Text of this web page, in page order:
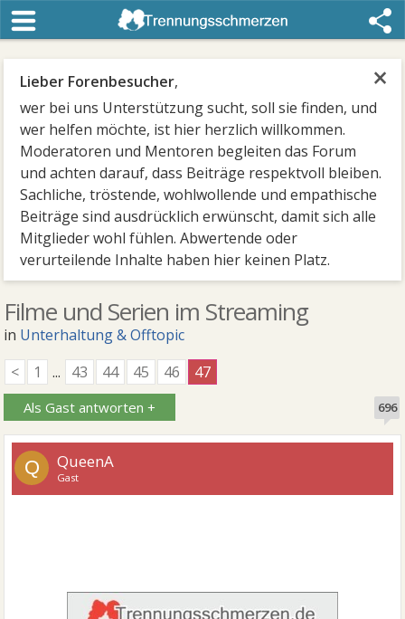
×
Lieber Forenbesucher,
wer bei uns Unterstützung sucht, soll sie finden, und
wer helfen möchte, ist hier herzlich willkommen.
Moderatoren und Mentoren begleiten das Forum
und achten darauf, dass Beiträge respektvoll bleiben.
Sachliche, tröstende, wohlwollende und empathische
Beiträge sind ausdrücklich erwünscht, damit sich alle
Mitglieder wohl fühlen. Abwertende oder
verurteilende Inhalte haben hier keinen Platz.
Filme und Serien im Streaming
in Unterhaltung & Offtopic
<
1 ... 43 44 45 46 47
Als Gast antworten + 696
Q QueenA
Gast